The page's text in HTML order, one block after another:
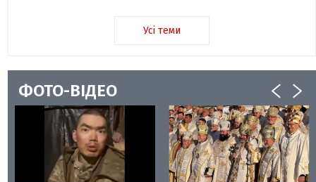
Усі теми
ФОТО-ВІДЕО